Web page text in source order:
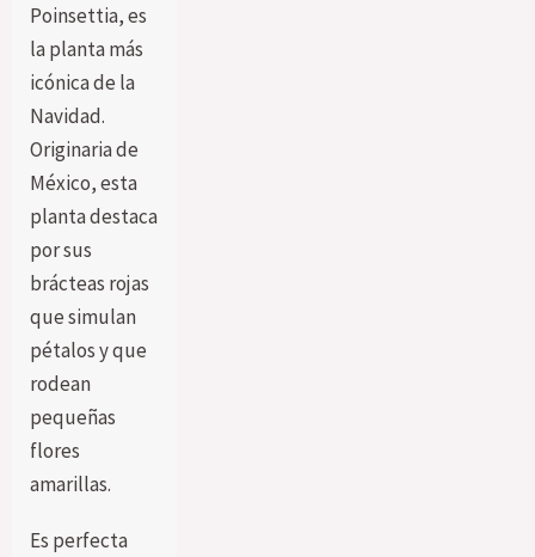
Poinsettia, es
la planta más
icónica de la
Navidad.
Originaria de
México, esta
planta destaca
por sus
brácteas rojas
que simulan
pétalos y que
rodean
pequeñas
flores
amarillas.
Es perfecta